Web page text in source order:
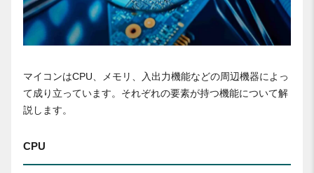
マイコンはCPU、メモリ、入出力機能などの周辺機器によっ
て成り立っています。それぞれの要素が持つ機能について解
説します。
CPU